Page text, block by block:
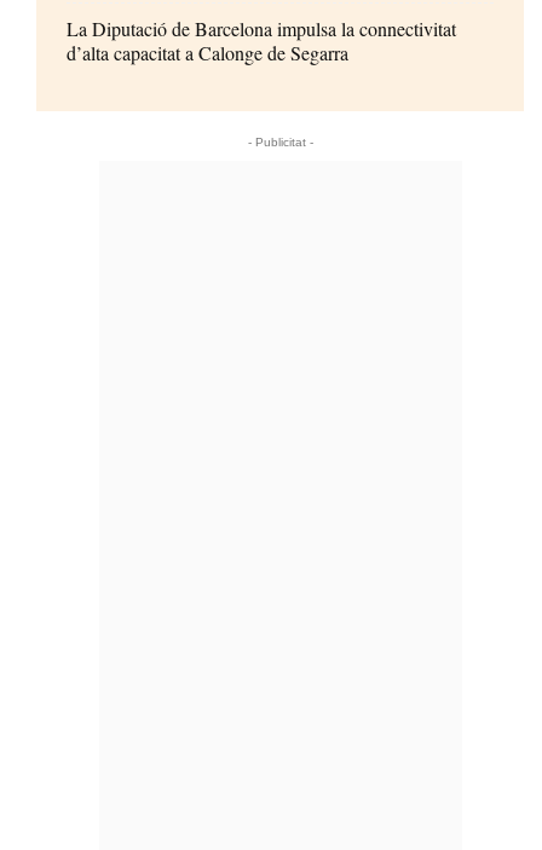
La Diputació de Barcelona impulsa la connectivitat
d’alta capacitat a Calonge de Segarra
- Publicitat -